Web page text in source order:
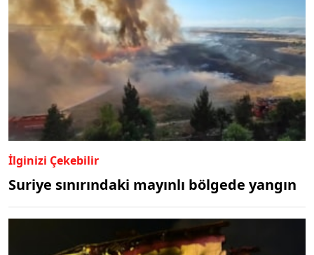
İlginizi Çekebilir
Suriye sınırındaki mayınlı bölgede yangın